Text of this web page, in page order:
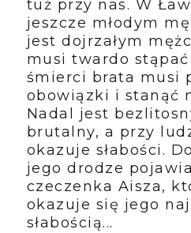
tuż przy nas. W
jeszcze młodym
jest dojrzałym
musi twardo
śmierci brata musi
obowiązki i stanąć
Nadal jest
brutalny, a przy
okazuje słabości.
jego drodze
czeczenka Aisza,
okazuje się jego
słabością...